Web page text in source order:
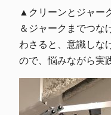
▲クリーンとジャー
＆ジャークまでつな
わさると、意識しな
ので、悩みながら実